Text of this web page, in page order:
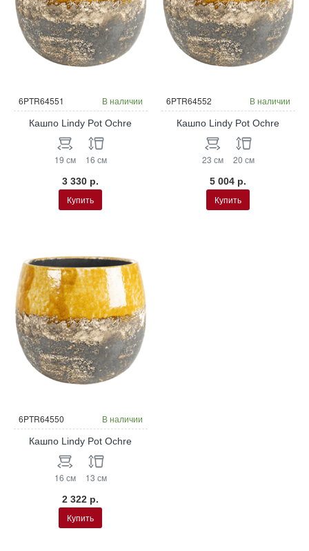
6PTR64551 В наличии
Кашпо Lindy Pot Ochre
19 см 16 см
3 330 р.
Купить
6PTR64552 В наличии
Кашпо Lindy Pot Ochre
23 см 20 см
5 004 р.
Купить
6PTR64550 В наличии
Кашпо Lindy Pot Ochre
16 см 13 см
2 322 р.
Купить